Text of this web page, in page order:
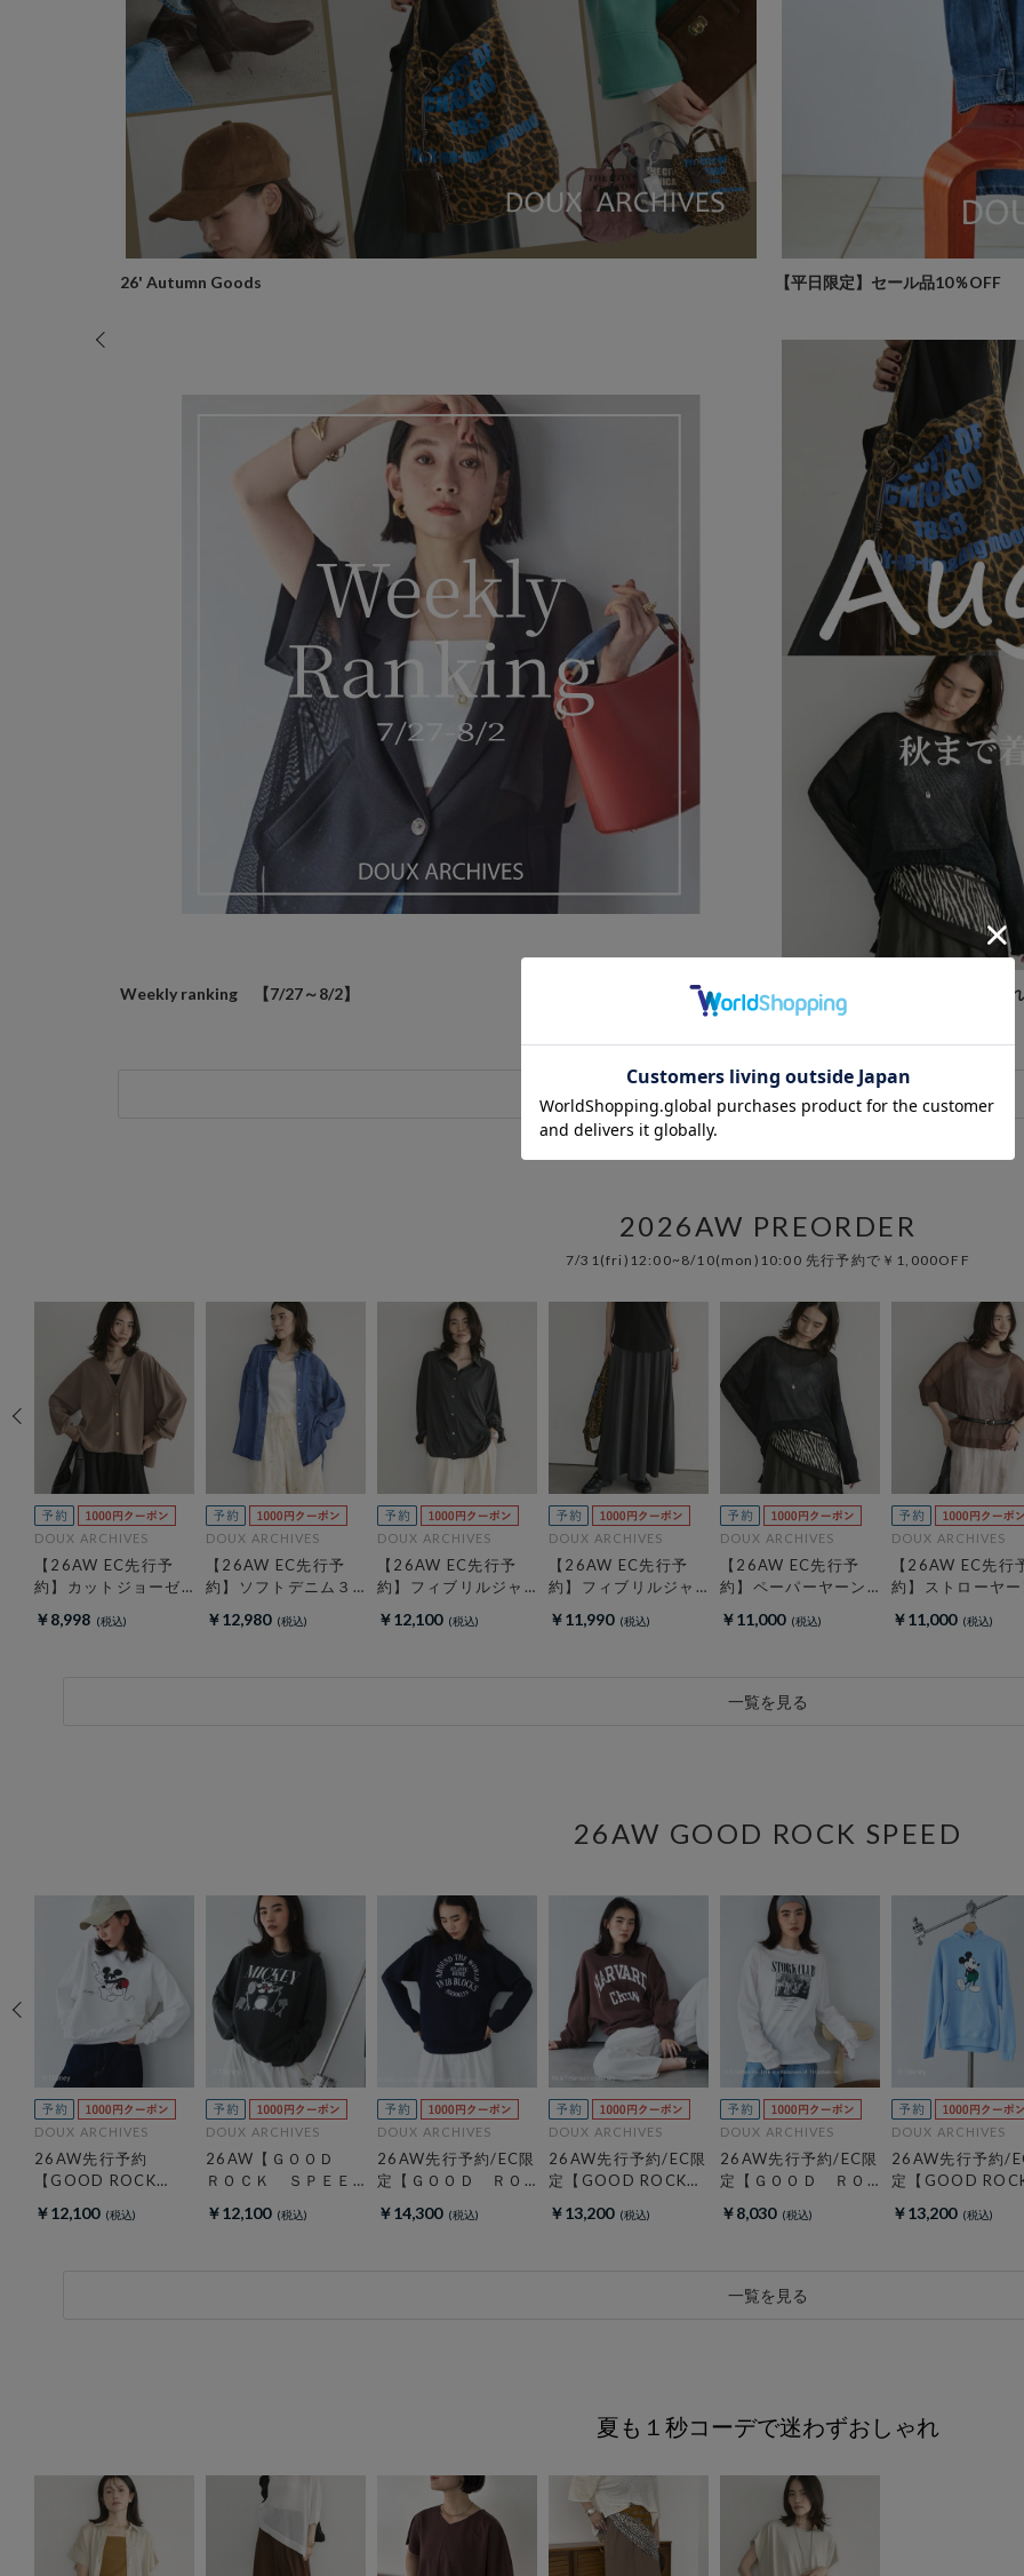
26' Autumn Goods 【平日限定】セール品10％OFF
Weekly ranking 【7/27～8/2】 8月のお買い物リスト【秋まで着れ
一覧を見る
2026AW PREORDER
7/31(fri)12:00~8/10(mon)10:00 先行予約で￥1,000OFF
DOUX ARCHIVES
【26AW EC先行予
約】カットジョーゼ
ィガン
￥8,998
DOUX ARCHIVES
【26AW EC先行予
約】ソフトデニム３
ツ
￥12,980
DOUX ARCHIVES
【26AW EC先行予
約】フィブリルジャ
￥12,100
DOUX ARCHIVES
【26AW EC先行予
約】フィブリルジャ
￥11,990
DOUX ARCHIVES
【26AW EC先行予
約】ペーパーヤーン
￥11,000
DOUX ARCHIVES
【26AW EC先行
約】ストローヤー
￥11,000
一覧を見る
26AW GOOD ROCK SPEED
DOUX ARCHIVES
26AW先行予約
【GOOD ROCK
Ｙ／Ｓｗｅａｔ
￥12,100
DOUX ARCHIVES
26AW【ＧＯＯＤ
ＲＯＣＫ ＳＰＥＥ
／ Ｓｗｅａｔ
￥12,100
DOUX ARCHIVES
26AW先行予約/EC限
定【ＧＯＯＤ ＲＯ
ＮＹＣ Ｈｏｏｄｉ
￥14,300
DOUX ARCHIVES
26AW先行予約/EC限
定【GOOD ROCK
ＲＤ Ｓｗｅａｔ
￥13,200
DOUX ARCHIVES
26AW先行予約/EC限
定【ＧＯＯＤ ＲＯ
ＬＩＦＥ ＰＣ フ
￥8,030
DOUX ARCHIVES
26AW先行予約/
定【GOOD
Ｙ／Ｈｏｏｄｉｅ
￥13,200
一覧を見る
夏も１秒コーデで迷わずおしゃれ